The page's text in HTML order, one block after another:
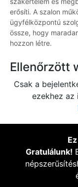
erősíti. A szalon
ügyfélközpontú
össze, hogy
hozzon létre.
Ellenőrzött
Csak a
ezekhez az
Gratulálunk!